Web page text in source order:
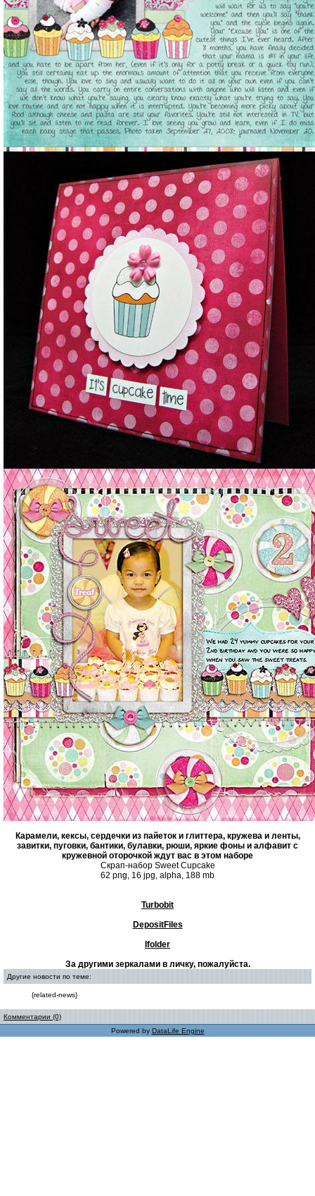
Карамели, кексы, сердечки из пайеток и глиттера, кружева и ленты,
завитки, пуговки, бантики, булавки, рюши, яркие фоны и алфавит с
кружевной оторочкой ждут вас в этом наборе
Скрап-набор Sweet Cupcake
62 png, 16 jpg, alpha, 188 mb
Turbobit
DepositFiles
Ifolder
За другими зеркалами в личку, пожалуйста.
Другие новости по теме:
{related-news}
Комментарии (0)
Powered by DataLife Engine